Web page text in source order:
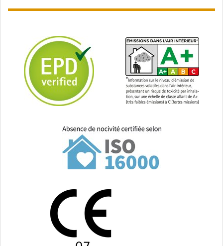
avec armature et zones
hautement résistant à la
classé R3